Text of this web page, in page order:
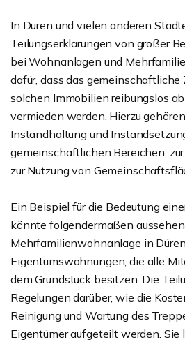
In Düren und vielen anderen
Teilungserklärungen von großer
bei Wohnanlagen und
dafür, dass das
solchen Immobilien reibungslos
vermieden werden. Hierzu
Instandhaltung und
gemeinschaftlichen Bereichen,
zur Nutzung von
Ein Beispiel für die Bedeutung
könnte folgendermaßen
Mehrfamilienwohnanlage in
Eigentumswohnungen, die alle
dem Grundstück besitzen. Die
Regelungen darüber, wie die
Reinigung und Wartung des
Eigentümer aufgeteilt werden. Sie